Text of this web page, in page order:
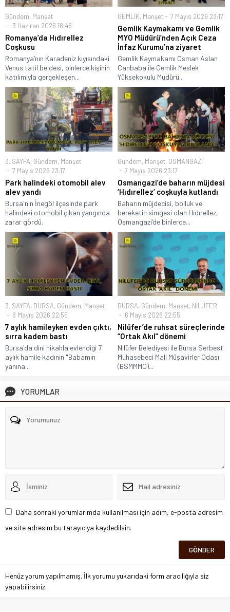
Gündem, Manşet
3 Haziran 2026 16:46
Romanya’da Hıdırellez
Coşkusu
Romanya’nın Karadeniz kıyısındaki
Venus tatil beldesi, binlerce kişinin
katılımıyla gerçekleşen...
GEMLİK, Manşet 7 Mayıs 2026 23:17
Gemlik Kaymakamı ve Gemlik
MYO Müdürü’nden Açık Ceza
İnfaz Kurumu’na ziyaret
Gemlik Kaymakamı Osman Aslan
Canbaba ile Gemlik Meslek
Yüksekokulu Müdürü...
3. SAYFA, Gündem, Manşet
7 Mayıs 2026 23:17
Park halindeki otomobil alev
alev yandı
Bursa'nın İnegöl ilçesinde park
halindeki otomobil çıkan yangında
zarar gördü.
Gündem, Manşet, OSMANGAZİ
7 Mayıs 2026 23:17
Osmangazi’de baharın müjdesi
‘Hıdırellez’ coşkuyla kutlandı
Baharın müjdecisi, bolluk ve
bereketin simgesi olan Hıdırellez,
Osmangazi’de binlerce...
3. SAYFA, BURSA, Gündem, Manşet
6 Mayıs 2026 22:55
7 aylık hamileyken evden çıktı,
sırra kadem bastı
Bursa'da dini nikahla evlendiği 7
aylık hamile kadının "Babamın
yanına...
BURSA, Gündem, Manşet, NİLÜFER
6 Mayıs 2026 22:55
Nilüfer’de ruhsat süreçlerinde
“Ortak Akıl” dönemi
Nilüfer Belediyesi ile Bursa Serbest
Muhasebeci Mali Müşavirler Odası
(BSMMMO)...
YORUMLAR
Daha sonraki yorumlarımda kullanılması için adım, e-posta adresim
ve site adresim bu tarayıcıya kaydedilsin.
Henüz yorum yapılmamış. İlk yorumu yukarıdaki form aracılığıyla siz
yapabilirsiniz.